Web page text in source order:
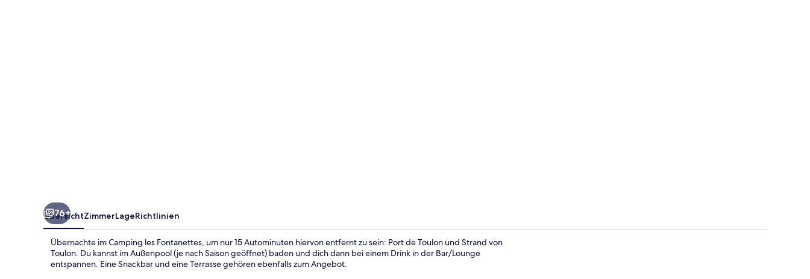
76+
ÜbersichtZimmerLageRichtlinien
Übernachte im Camping les Fontanettes, um nur 15 Autominuten hiervon entfernt zu sein: Port de Toulon und Strand von
Toulon. Du kannst im Außenpool (je nach Saison geöffnet) baden und dich dann bei einem Drink in der Bar/Lounge
entspannen. Eine Snackbar und eine Terrasse gehören ebenfalls zum Angebot.